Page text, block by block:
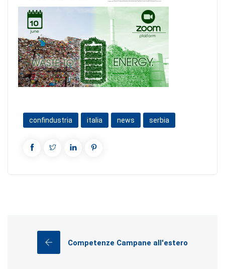
confindustria italia news serbia
Competenze Campane all'estero